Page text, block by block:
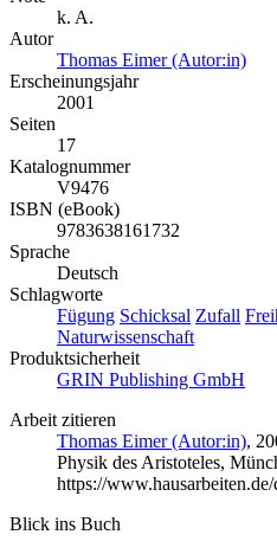
k. A.
Autor
Thomas Eimer (Autor:in)
Erscheinungsjahr
2001
Seiten
17
Katalognummer
V9476
ISBN (eBook)
9783638161732
Sprache
Deutsch
Schlagworte
Fügung Schicksal Zufall
Naturwissenschaft
Produktsicherheit
GRIN Publishing GmbH
Arbeit zitieren
Thomas Eimer (Autor:in),
Physik des Aristoteles,
https://
Blick ins Buch